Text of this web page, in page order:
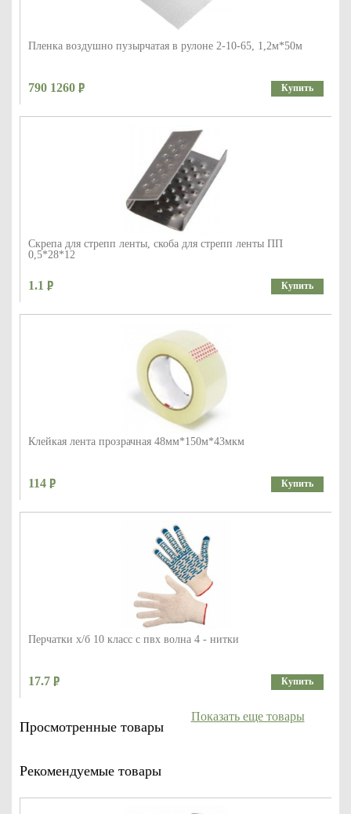
Пленка воздушно пузырчатая в рулоне 2-10-65, 1,2м*50м
790 1260 Купить
Скрепа для стрепп ленты, скоба для стрепп ленты ПП
0,5*28*12
1.1 Купить
Клейкая лента прозрачная 48мм*150м*43мкм
114 Купить
Перчатки х/б 10 класс с пвх волна 4 - нитки
17.7 Купить
Просмотренные товары
Рекомендуемые товары
Показать еще товары